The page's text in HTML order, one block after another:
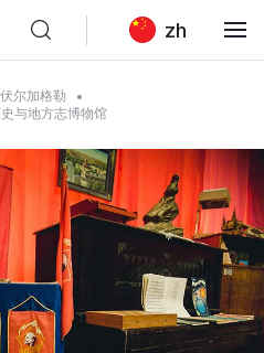
zh
尔加格勒
与地方志博物馆